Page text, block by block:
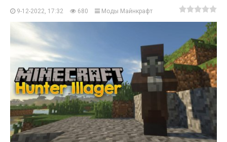
9-12-2022, 17:32 680 Моды Майнкрафт